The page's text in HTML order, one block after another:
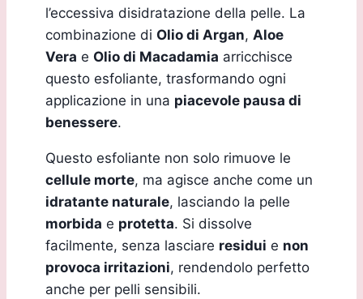
l’eccessiva disidratazione della pelle. La
combinazione di Olio di Argan, Aloe
Vera e Olio di Macadamia arricchisce
questo esfoliante, trasformando ogni
applicazione in una piacevole pausa di
benessere.
Questo esfoliante non solo rimuove le
cellule morte, ma agisce anche come un
idratante naturale, lasciando la pelle
morbida e protetta. Si dissolve
facilmente, senza lasciare residui e non
provoca irritazioni, rendendolo perfetto
anche per pelli sensibili.